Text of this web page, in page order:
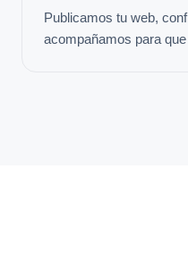
Publicamos tu web,
acompañamos para